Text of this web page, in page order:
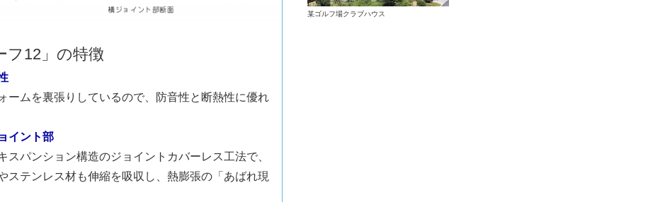
フ12」の特徴
ームを裏張りしているので、防音性と断熱性に優れ
イント部
スパンション構造のジョイントカバーレス工法で、
ステンレス材も伸縮を吸収し、熱膨張の「あばれ現
某ゴルフ場クラブハウス